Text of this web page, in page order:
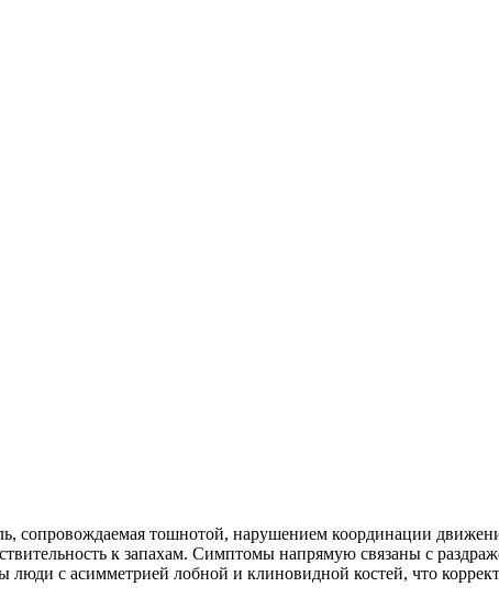
сопровождаемая тошнотой, нарушением координации
к запахам. Симптомы напрямую связаны с
с асимметрией лобной и клиновидной костей, что